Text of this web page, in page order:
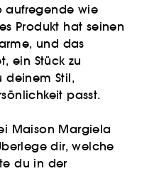
aufregende wie
Produkt hat seinen
und das
ein Stück zu
deinem Stil,
passt.
Maison Margiela
dir, welche
du in der